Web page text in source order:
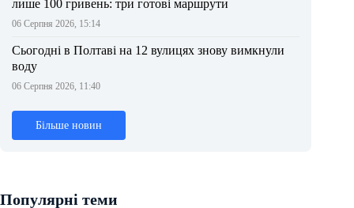
лише 100 гривень: три готові маршрути
06 Серпня 2026, 15:14
Сьогодні в Полтаві на 12 вулицях знову вимкнули
воду
06 Серпня 2026, 11:40
Більше новин
Популярні теми